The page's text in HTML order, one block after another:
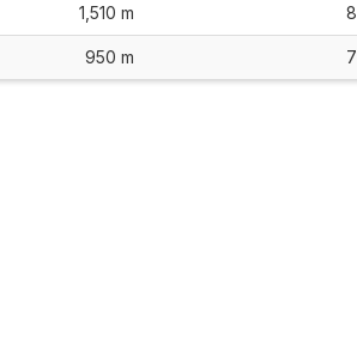
1,510 m 8
950 m 7